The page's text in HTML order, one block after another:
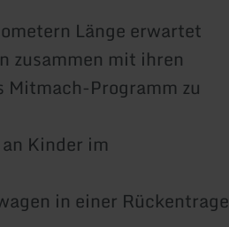
Länge erwartet
zusammen mit ihren
Programm zu
Kinder im
in einer Rückentrage